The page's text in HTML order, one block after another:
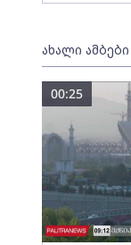
ახალი ამბები
00:25